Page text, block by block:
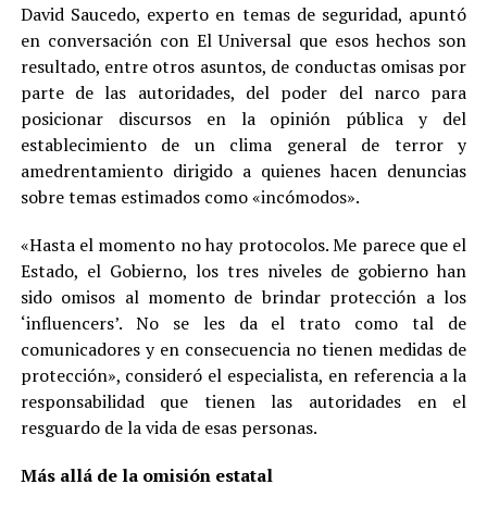
David Saucedo, experto en temas de seguridad, apuntó
en conversación con El Universal que esos hechos son
resultado, entre otros asuntos, de conductas omisas por
parte de las autoridades, del poder del narco para
posicionar discursos en la opinión pública y del
establecimiento de un clima general de terror y
amedrentamiento dirigido a quienes hacen denuncias
sobre temas estimados como «incómodos».
«Hasta el momento no hay protocolos. Me parece que el
Estado, el Gobierno, los tres niveles de gobierno han
sido omisos al momento de brindar protección a los
‘influencers’. No se les da el trato como tal de
comunicadores y en consecuencia no tienen medidas de
protección», consideró el especialista, en referencia a la
responsabilidad que tienen las autoridades en el
resguardo de la vida de esas personas.
Más allá de la omisión estatal